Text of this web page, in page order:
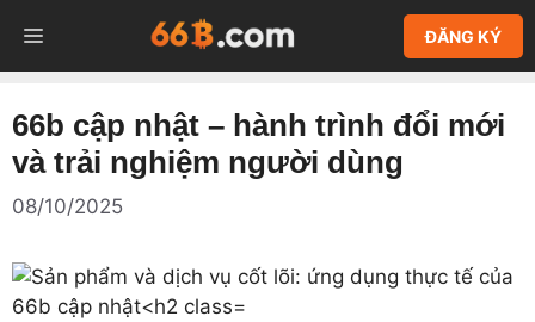
đến
nội
ĐĂNG KÝ
MENU
66b cập nhật – hành trình đổi mới
và trải nghiệm người dùng
08/10/2025